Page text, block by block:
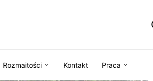
Rozmaitości Kontakt Praca